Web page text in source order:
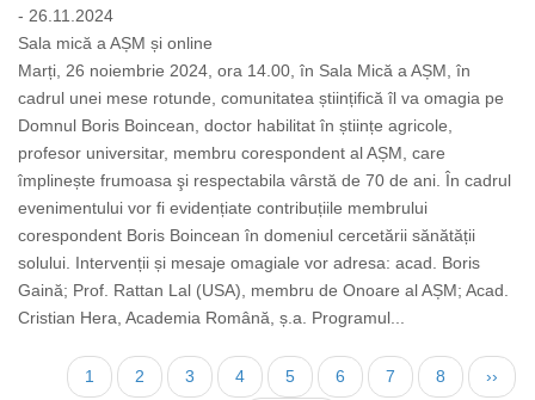
- 26.11.2024
Sala mică a AȘM și online
Marți, 26 noiembrie 2024, ora 14.00, în Sala Mică a AȘM, în
cadrul unei mese rotunde, comunitatea științifică îl va omagia pe
Domnul Boris Boincean, doctor habilitat în științe agricole,
profesor universitar, membru corespondent al AȘM, care
împlinește frumoasa şi respectabila vârstă de 70 de ani. În cadrul
evenimentului vor fi evidențiate contribuțiile membrului
corespondent Boris Boincean în domeniul cercetării sănătății
solului. Intervenții și mesaje omagiale vor adresa: acad. Boris
Gaină; Prof. Rattan Lal (USA), membru de Onoare al AȘM; Acad.
Cristian Hera, Academia Română, ș.a. Programul...
НумерацияТекущая
1 Страница
2 Страница
3 Страница
4 Страница
5 Страница
6 Страница
7 Страница
8 ››